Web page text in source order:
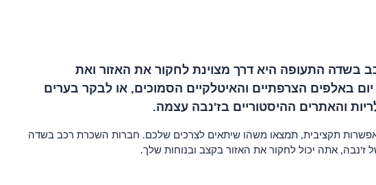
התעופה היא דרך מצוינת לחקור את האזור ואת
באלפים הצרפתיים והאיטלקיים הסמוכים, או לבקר בערים
והאתרים ההיסטוריים בז'נבה עצמה.
תקציבית, תמצאו משהו שיתאים לצרכים שלכם. חברות השכרת רכב בשדה